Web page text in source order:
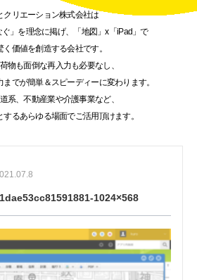
クリエーション株式会社は
ぐ」を理念に掲げ、「地図」x「iPad」で
く価値を創造する会社です。
物も面倒な再入力も必要なし、
でが簡単＆スピーディーに変わります。
系、不動産業や介護事業など、
るあらゆる場面でご活用頂けます。
1024×568